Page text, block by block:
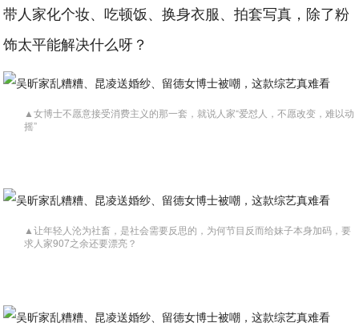
带人家化个妆、吃顿饭、换身衣服、拍套写真，除了粉
饰太平能解决什么呀？
▲女博士不愿意接受消费主义的那一套，就说人家“爱怼人，不愿改变，难以动
摇”
▲让年轻人沦为社畜，是社会需要反思的，为何节目反而给妹子本身加码，要
求人家907之余还要漂亮？